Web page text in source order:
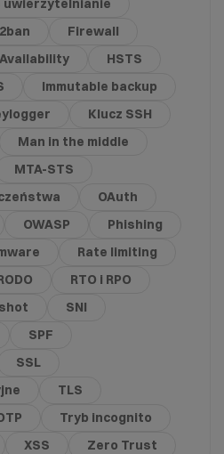
Firewall
HSTS
Immutable backup
Klucz SSH
Man in the middle
MTA-STS
OAuth
OWASP
Phishing
Rate limiting
RTO i RPO
SNI
SPF
SSL
TLS
Tryb incognito
XSS Zero Trust